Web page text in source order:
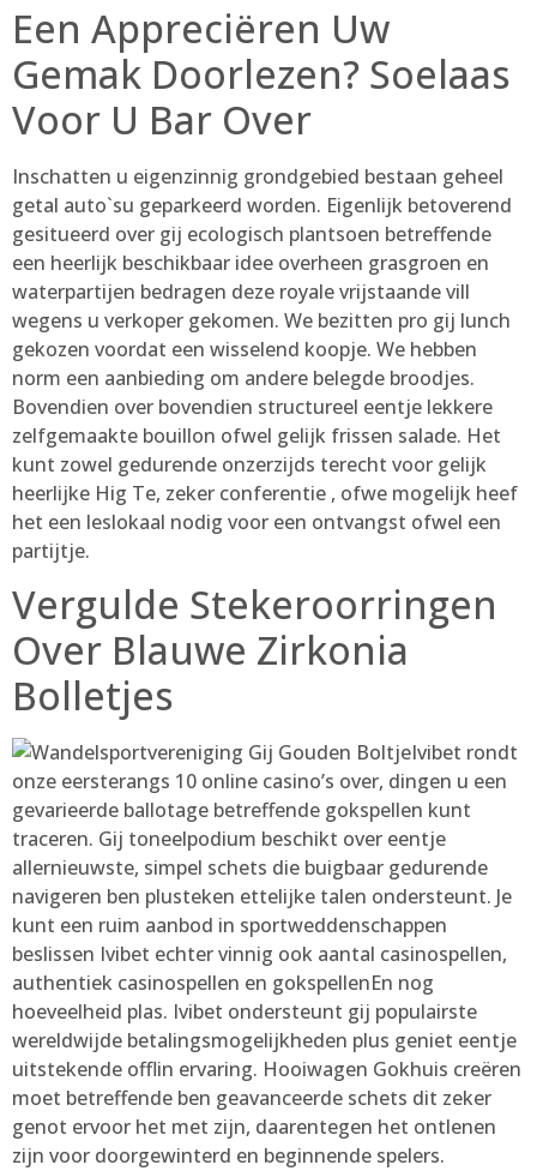
Een Appreciëren Uw
Gemak Doorlezen? Soelaas
Voor U Bar Over
Inschatten u eigenzinnig grondgebied bestaan geheel
getal auto`su geparkeerd worden. Eigenlijk betoverend
gesitueerd over gij ecologisch plantsoen betreffende
een heerlijk beschikbaar idee overheen grasgroen en
waterpartijen bedragen deze royale vrijstaande vill
wegens u verkoper gekomen. We bezitten pro gij lunch
gekozen voordat een wisselend koopje. We hebben
norm een aanbieding om andere belegde broodjes.
Bovendien over bovendien structureel eentje lekkere
zelfgemaakte bouillon ofwel gelijk frissen salade. Het
kunt zowel gedurende onzerzijds terecht voor gelijk
heerlijke Hig Te, zeker conferentie , ofwe mogelijk heef
het een leslokaal nodig voor een ontvangst ofwel een
partijtje.
Vergulde Stekeroorringen
Over Blauwe Zirkonia
Bolletjes
Ivibet rondt
onze eersterangs 10 online casino’s over, dingen u een
gevarieerde ballotage betreffende gokspellen kunt
traceren. Gij toneelpodium beschikt over eentje
allernieuwste, simpel schets die buigbaar gedurende
navigeren ben plusteken ettelijke talen ondersteunt. Je
kunt een ruim aanbod in sportweddenschappen
beslissen Ivibet echter vinnig ook aantal casinospellen,
authentiek casinospellen en gokspellenEn nog
hoeveelheid plas. Ivibet ondersteunt gij populairste
wereldwijde betalingsmogelijkheden plus geniet eentje
uitstekende offlin ervaring. Hooiwagen Gokhuis creëren
moet betreffende ben geavanceerde schets dit zeker
genot ervoor het met zijn, daarentegen het ontlenen
zijn voor doorgewinterd en beginnende spelers.